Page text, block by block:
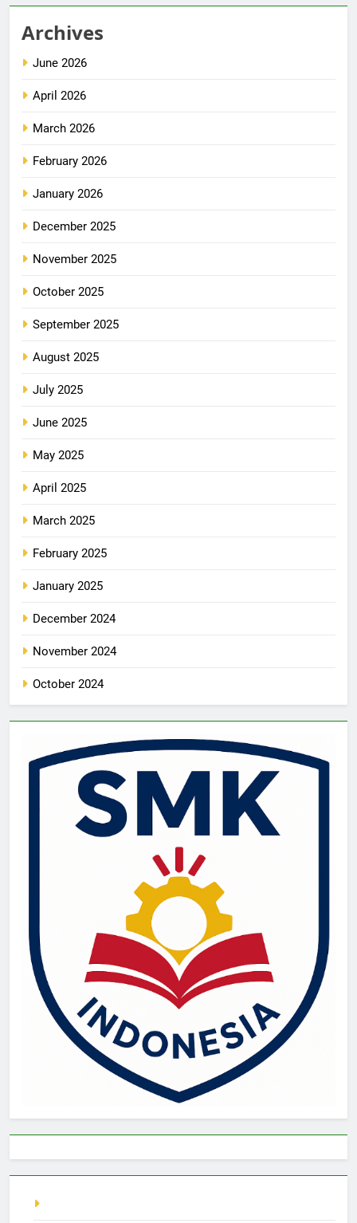
Archives
June 2026
April 2026
March 2026
February 2026
January 2026
December 2025
November 2025
October 2025
September 2025
August 2025
July 2025
June 2025
May 2025
April 2025
March 2025
February 2025
January 2025
December 2024
November 2024
October 2024